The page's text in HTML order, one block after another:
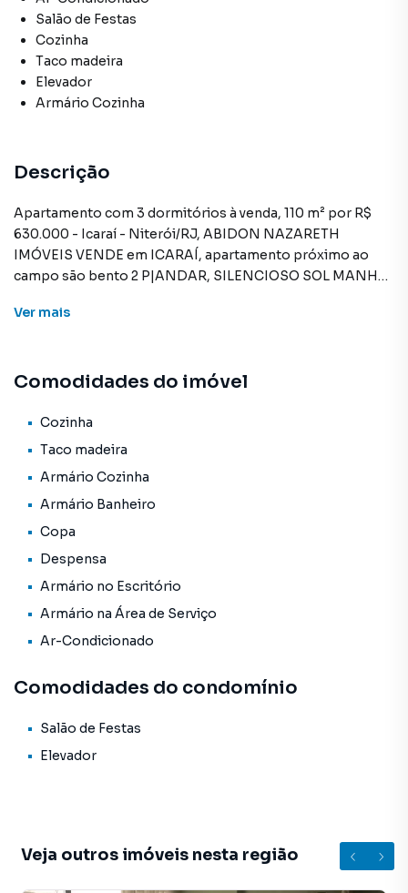
Salão de Festas
Cozinha
Taco madeira
Elevador
Armário Cozinha
Descrição
Apartamento com 3 dormitórios à venda, 110 m² por R$
630.000 - Icaraí - Niterói/RJ, ABIDON NAZARETH
IMÓVEIS VENDE em ICARAÍ, apartamento próximo ao
campo são bento 2 P|ANDAR, SILENCIOSO SOL MANHA
DEPENDÊNCIA COMPLETA GARAGEM PLAY SALÃO DE
Ver mais
Comodidades do imóvel
Cozinha
Taco madeira
Armário Cozinha
Armário Banheiro
Copa
Despensa
Armário no Escritório
Armário na Área de Serviço
Ar-Condicionado
Comodidades do condomínio
Salão de Festas
Elevador
Veja outros imóveis nesta região